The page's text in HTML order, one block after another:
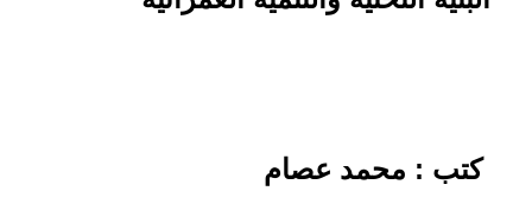
كتب : محمد عصام